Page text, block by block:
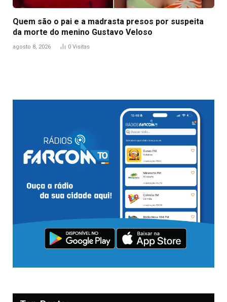
Quem são o pai e a madrasta presos por suspeita
da morte do menino Gustavo Veloso
agosto 8, 2026 0 Visitas